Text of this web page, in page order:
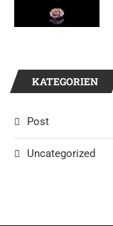
KATEGORIEN
Post
Uncategorized